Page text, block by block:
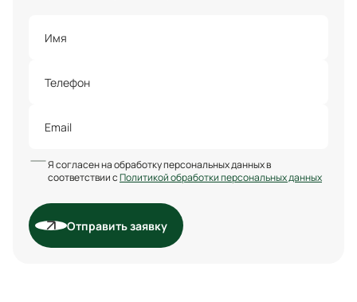
Я согласен на обработку персональных данных в
соответствии сПолитикой обработки персональных данных
Отправить заявку